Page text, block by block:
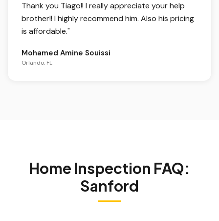
Thank you Tiago!! I really appreciate your help
brother!! I highly recommend him. Also his pricing
is affordable."
Mohamed Amine Souissi
Orlando, FL
Home Inspection FAQ:
Sanford